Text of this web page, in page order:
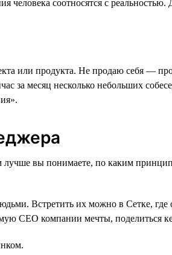
соотносятся с
или продукта. Не продаю себя ―
за месяц несколько небольших
лучше вы понимаете, по каким
Встретить их можно в Сетке, где
СЕО компании мечты, поделиться